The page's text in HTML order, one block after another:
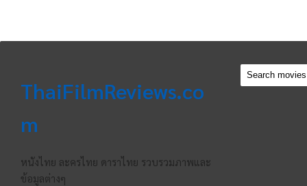
ThaiFilmReviews.co
m
หนังไทย ละครไทย ดาราไทย รวบรวมภาพและ
ข้อมูลต่างๆ